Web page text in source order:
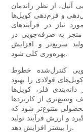
آنیل، از نظر راندمان
و فرم‌دهی کویل‌ها
نیاز در فرآیندهای
منجر به صرفه‌جویی در
سریع‌تر و افزایش
بهره‌وری کلی شود.
کنترل‌شده خطوط
فولادی را بهبود
فلز، کویل‌ها
وسیع‌تری از کاربردها
متنوع‌تر شود که
و ارزش فرآیند تولید
را بیشتر افزایش دهد.